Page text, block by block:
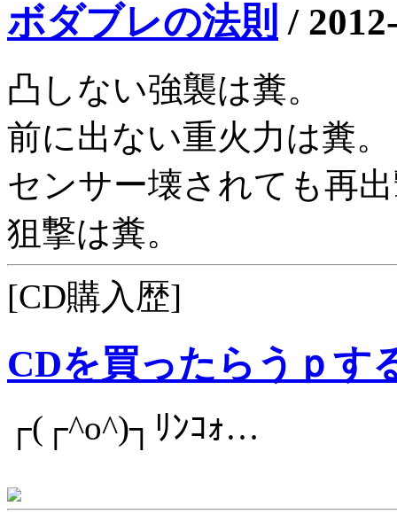
ボダブレの法則 /
凸しない強襲は糞。
前に出ない重火力は糞。
センサー壊されても再
狙撃は糞。
[CD購入歴]
CDを買ったらうｐす
┌(┌^o^)┐ﾘﾝｺｫ…